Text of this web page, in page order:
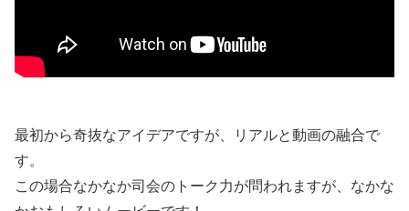
最初から奇抜なアイデアですが、リアルと動画の融合で
す。
この場合なかなか司会のトーク力が問われますが、なかな